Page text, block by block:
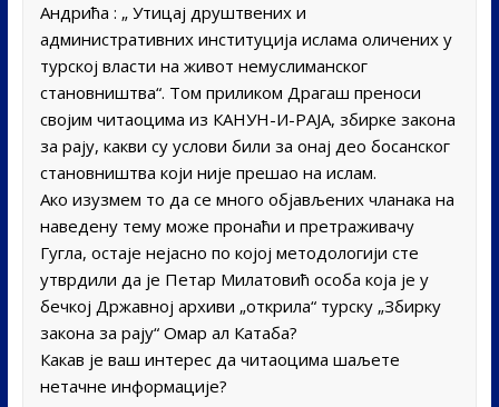
Андрића : „ Утицај друштвених и
административних институција ислама оличених у
турској власти на живот немуслиманског
становништва“. Том приликом Драгаш преноси
својим читаоцима из КАНУН-И-РАЈА, збирке закона
за рају, какви су услови били за онај део босанског
становништва који није прешао на ислам.
Ако изузмем то да се много објављених чланака на
наведену тему може пронаћи и претраживачу
Гугла, остаје нејасно по којој методологији сте
утврдили да је Петар Милатовић особа која је у
бечкој Државној архиви „открила“ турску „Збирку
закона за рају“ Омар ал Катаба?
Какав је ваш интерес да читаоцима шаљете
нетачне информације?